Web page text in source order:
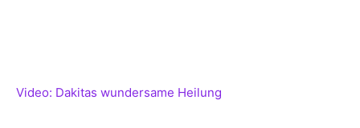
Video: Dakitas wundersame Heilung